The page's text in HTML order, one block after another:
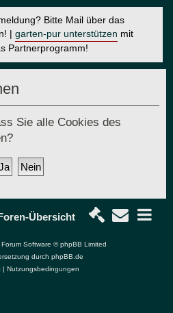
Bitte Mail über das
| garten-pur unterstützen mit
Partnerprogramm!
Sie alle Cookies des
Übersicht
Software © phpBB Limited
durch phpBB.de
| Nutzungsbedingungen